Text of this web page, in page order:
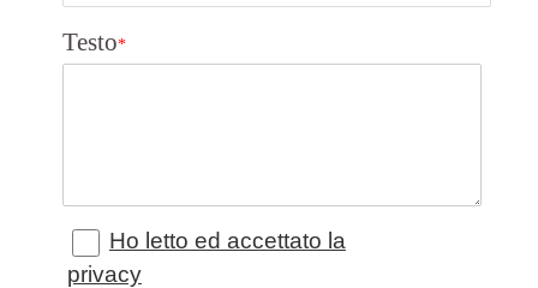
Testo*
Ho letto ed accettato la
privacy